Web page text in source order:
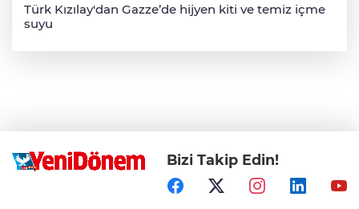
Türk Kızılay'dan Gazze’de hijyen kiti ve temiz içme
suyu
Bizi Takip Edin!